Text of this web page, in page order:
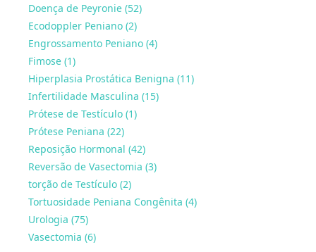
Doença de Peyronie (52)
Ecodoppler Peniano (2)
Engrossamento Peniano (4)
Fimose (1)
Hiperplasia Prostática Benigna (11)
Infertilidade Masculina (15)
Prótese de Testículo (1)
Prótese Peniana (22)
Reposição Hormonal (42)
Reversão de Vasectomia (3)
torção de Testículo (2)
Tortuosidade Peniana Congênita (4)
Urologia (75)
Vasectomia (6)